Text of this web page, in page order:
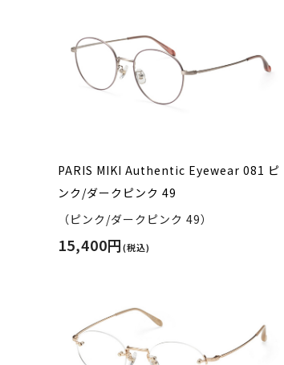
PARIS MIKI Authentic Eyewear 081 ピ
ンク/ダークピンク 49
（ピンク/ダークピンク 49）
15,400円(税込)